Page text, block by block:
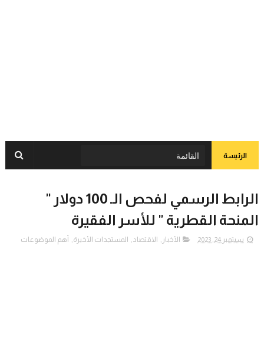
الرئيسة
الرابط الرسمي لفحص الـ 100 دولار "
المنحة القطرية " للأسر الفقيرة
سبتمبر 24, 2023 الأخبار , الاقتصاد, المستجدات الأخيرة, أهم الموضوعات